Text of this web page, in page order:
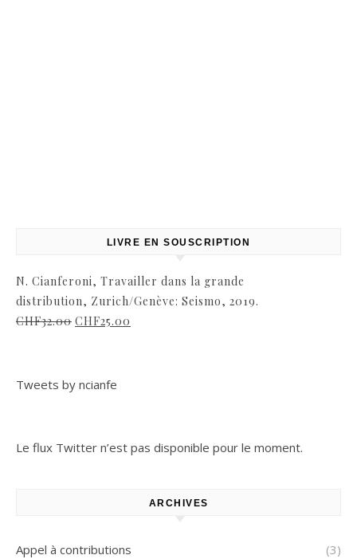
LIVRE EN SOUSCRIPTION
N. Cianferoni, Travailler dans la grande
distribution, Zurich/Genève: Seismo, 2019.
CHF32.00 CHF25.00
Tweets by ncianfe
Le flux Twitter n’est pas disponible pour le moment.
ARCHIVES
Appel à contributions (3)